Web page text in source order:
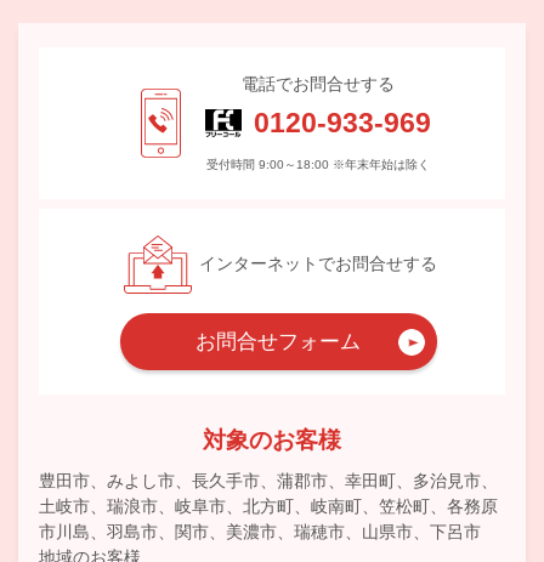
電話でお問合せする
0120-933-969
受付時間 9:00～18:00 ※年末年始は除く
インターネットでお問合せする
お問合せフォーム
対象のお客様
豊田市、みよし市、長久手市、蒲郡市、幸田町、多治見市、
土岐市、瑞浪市、岐阜市、北方町、岐南町、笠松町、各務原
市川島、羽島市、関市、美濃市、瑞穂市、山県市、下呂市
地域のお客様